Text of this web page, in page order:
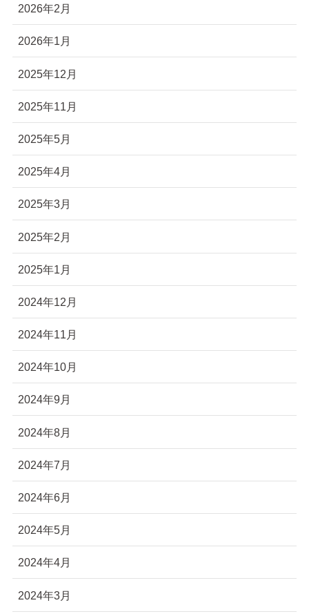
2026年2月
2026年1月
2025年12月
2025年11月
2025年5月
2025年4月
2025年3月
2025年2月
2025年1月
2024年12月
2024年11月
2024年10月
2024年9月
2024年8月
2024年7月
2024年6月
2024年5月
2024年4月
2024年3月